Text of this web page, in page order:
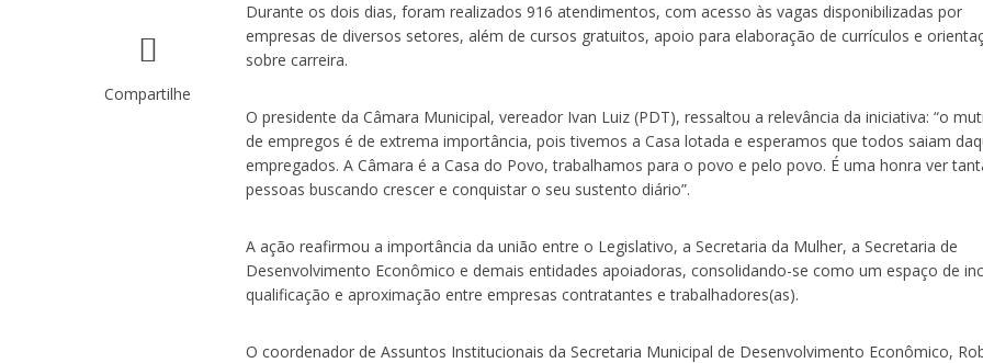
Compartilhe
Durante os dois dias, foram realizados 916 atendimentos, com acesso às vagas disponibilizadas por
empresas de diversos setores, além de cursos gratuitos, apoio para elaboração de currículos e
sobre carreira.
O presidente da Câmara Municipal, vereador Ivan Luiz (PDT), ressaltou a relevância da iniciativa: “o
de empregos é de extrema importância, pois tivemos a Casa lotada e esperamos que todos saiam
empregados. A Câmara é a Casa do Povo, trabalhamos para o povo e pelo povo. É uma honra ver
pessoas buscando crescer e conquistar o seu sustento diário”.
A ação reafirmou a importância da união entre o Legislativo, a Secretaria da Mulher, a Secretaria de
Desenvolvimento Econômico e demais entidades apoiadoras, consolidando-se como um espaço de
qualificação e aproximação entre empresas contratantes e trabalhadores(as).
O coordenador de Assuntos Institucionais da Secretaria Municipal de Desenvolvimento Econômico,